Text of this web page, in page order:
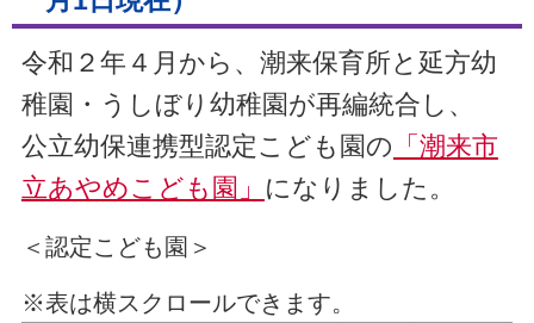
令和２年４月から、潮来保育所と延方幼
稚園・うしぼり幼稚園が再編統合し、
公立幼保連携型認定こども園の 「潮来市
立あやめこども園」 になりました。
＜認定こども園＞
※表は横スクロールできます。